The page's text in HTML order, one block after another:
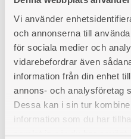
Vi använder
och annonserna till
för sociala medier och
vidarebefordrar även
information från din enhet
annons- och analysföretag
Dessa kan i sin tur
information som du har
SKU
160000400
KATEGORIER
RESERVDELAR
DAVIDSSONS AB, ODEN 6318
PRODUKTINFORMATION